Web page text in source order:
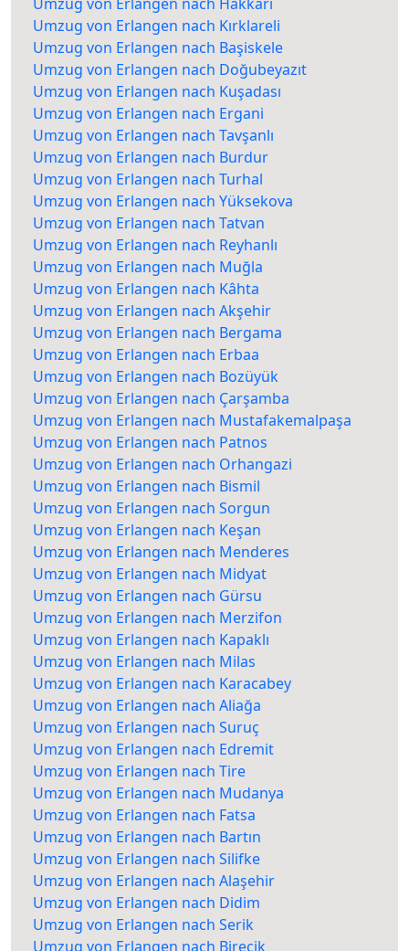
Umzug von Erlangen nach Kırklareli
Umzug von Erlangen nach Başiskele
Umzug von Erlangen nach Doğubeyazıt
Umzug von Erlangen nach Kuşadası
Umzug von Erlangen nach Ergani
Umzug von Erlangen nach Tavşanlı
Umzug von Erlangen nach Burdur
Umzug von Erlangen nach Turhal
Umzug von Erlangen nach Yüksekova
Umzug von Erlangen nach Tatvan
Umzug von Erlangen nach Reyhanlı
Umzug von Erlangen nach Muğla
Umzug von Erlangen nach Kâhta
Umzug von Erlangen nach Akşehir
Umzug von Erlangen nach Bergama
Umzug von Erlangen nach Erbaa
Umzug von Erlangen nach Bozüyük
Umzug von Erlangen nach Çarşamba
Umzug von Erlangen nach Mustafakemalpaşa
Umzug von Erlangen nach Patnos
Umzug von Erlangen nach Orhangazi
Umzug von Erlangen nach Bismil
Umzug von Erlangen nach Sorgun
Umzug von Erlangen nach Keşan
Umzug von Erlangen nach Menderes
Umzug von Erlangen nach Midyat
Umzug von Erlangen nach Gürsu
Umzug von Erlangen nach Merzifon
Umzug von Erlangen nach Kapaklı
Umzug von Erlangen nach Milas
Umzug von Erlangen nach Karacabey
Umzug von Erlangen nach Aliağa
Umzug von Erlangen nach Suruç
Umzug von Erlangen nach Edremit
Umzug von Erlangen nach Tire
Umzug von Erlangen nach Mudanya
Umzug von Erlangen nach Fatsa
Umzug von Erlangen nach Bartın
Umzug von Erlangen nach Silifke
Umzug von Erlangen nach Alaşehir
Umzug von Erlangen nach Didim
Umzug von Erlangen nach Serik
Umzug von Erlangen nach Birecik